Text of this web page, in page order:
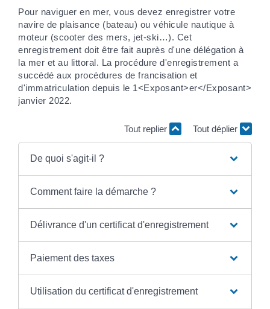
Pour naviguer en mer, vous devez enregistrer votre
navire de plaisance (bateau) ou véhicule nautique à
moteur (scooter des mers, jet-ski…). Cet
enregistrement doit être fait auprès d'une délégation à
la mer et au littoral. La procédure d'enregistrement a
succédé aux procédures de francisation et
d'immatriculation depuis le 1<Exposant>er</Exposant>
janvier 2022.
Tout replier Tout déplier
De quoi s'agit-il ?
Comment faire la démarche ?
Délivrance d'un certificat d'enregistrement
Paiement des taxes
Utilisation du certificat d'enregistrement